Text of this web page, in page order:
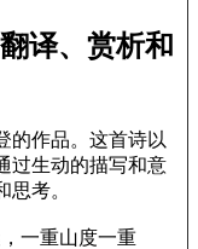
译、赏析和
的作品。这首诗以
过生动的描写和意
考。
一重山度一重